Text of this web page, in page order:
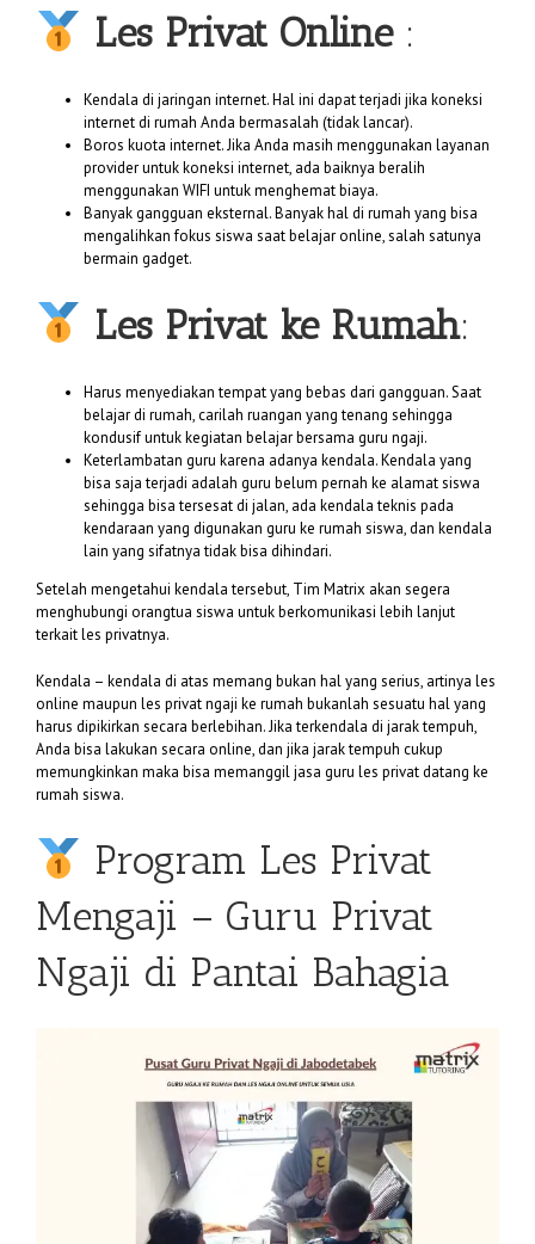
Les Privat Online:
Kendala di jaringan internet. Hal ini dapat terjadi jika koneksi
internet di rumah Anda bermasalah (tidak lancar).
Boros kuota internet. Jika Anda masih menggunakan layanan
provider untuk koneksi internet, ada baiknya beralih
menggunakan WIFI untuk menghemat biaya.
Banyak gangguan eksternal. Banyak hal di rumah yang bisa
mengalihkan fokus siswa saat belajar online, salah satunya
bermain gadget.
Les Privat ke Rumah:
Harus menyediakan tempat yang bebas dari gangguan. Saat
belajar di rumah, carilah ruangan yang tenang sehingga
kondusif untuk kegiatan belajar bersama guru ngaji.
Keterlambatan guru karena adanya kendala. Kendala yang
bisa saja terjadi adalah guru belum pernah ke alamat siswa
sehingga bisa tersesat di jalan, ada kendala teknis pada
kendaraan yang digunakan guru ke rumah siswa, dan kendala
lain yang sifatnya tidak bisa dihindari.
Setelah mengetahui kendala tersebut, Tim Matrix akan segera
menghubungi orangtua siswa untuk berkomunikasi lebih lanjut
terkait les privatnya.
Kendala – kendala di atas memang bukan hal yang serius, artinya les
online maupun les privat ngaji ke rumah bukanlah sesuatu hal yang
harus dipikirkan secara berlebihan. Jika terkendala di jarak tempuh,
Anda bisa lakukan secara online, dan jika jarak tempuh cukup
memungkinkan maka bisa memanggil jasa guru les privat datang ke
rumah siswa.
Program Les Privat
Mengaji – Guru Privat
Ngaji di Pantai Bahagia